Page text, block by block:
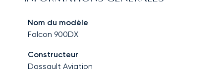
Nom du modèle
Falcon 900DX
Constructeur
Dassault Aviation